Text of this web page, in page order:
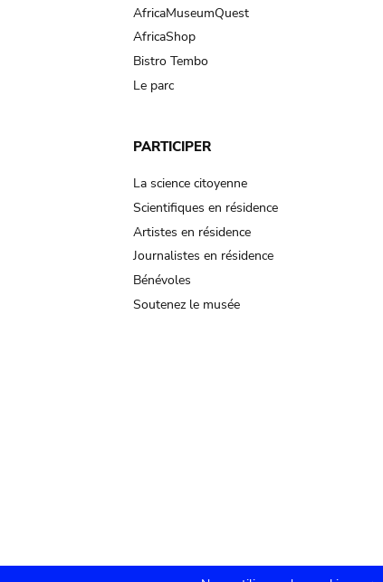
AfricaMuseumQuest
AfricaShop
Bistro Tembo
Le parc
PARTICIPER
La science citoyenne
Scientifiques en résidence
Artistes en résidence
Journalistes en résidence
Bénévoles
Soutenez le musée